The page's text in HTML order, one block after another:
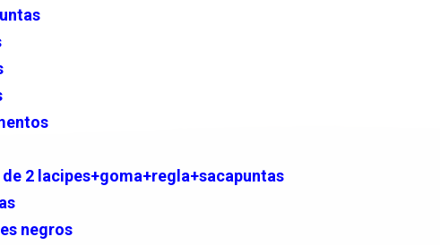
de 2 lacipes+goma+regla+sacapuntas
negros